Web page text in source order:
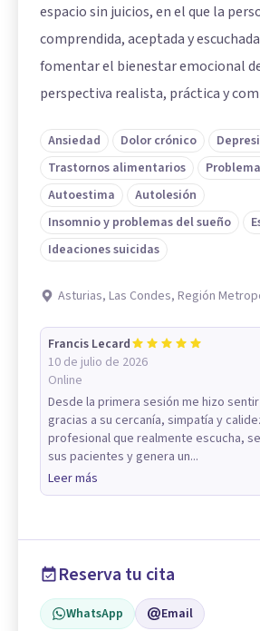
espacio sin juicios, en el que la
comprendida, aceptada y
fomentar el bienestar emocional
perspectiva realista, práctica y
Ansiedad Dolor crónico
Trastornos alimentarios
Autoestima
Autolesión
Insomnio y problemas del sueño
Ideaciones suicidas
Asturias, Las Condes, Región
Francis Lecard
10 de julio de 2026
Online
Desde la primera sesión me hizo
gracias a su cercanía, simpatía y
profesional que realmente escucha,
sus pacientes y genera un...
Leer más
Reserva tu cita
WhatsApp Email